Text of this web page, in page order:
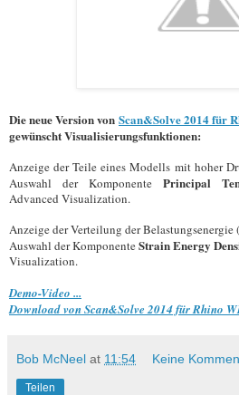
Die neue Version von Scan&Solve 2014 für
gewünscht Visualisierungsfunktionen:
Anzeige der Teile eines Modells mit hoher
Auswahl der Komponente Principal
Advanced Visualization.
Anzeige der Verteilung der
Auswahl der KomponenteStrain Energy
Visualization.
Demo-Video ...
Download von Scan&Solve 2014 für Rhino
Bob McNeel at 11:54 Keine
Teilen